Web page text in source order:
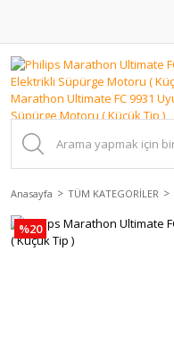
Anasayfa TÜM KATEGORİLER
%20